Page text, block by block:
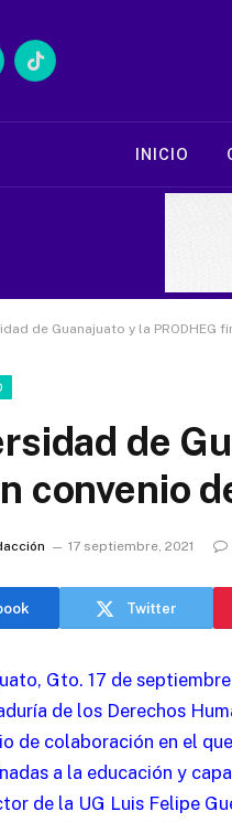
TikTok
INICIO
de Guanajuato y la
de
convenio
17 septiembre, 2021
Twitter
Gto. 17 de
de los Derechos
de colaboración en el
a la educación y
de la UG Luis Felipe